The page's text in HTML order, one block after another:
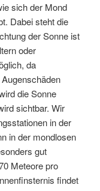
sich der Mond
Dabei steht die
der Sonne ist
oder
da
die Sonne
sichtbar. Wir
in der
in der mondlosen
gut
Meteore pro
findet